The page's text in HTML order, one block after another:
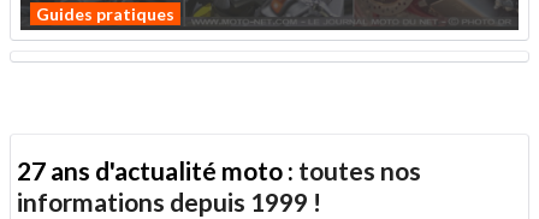
Guides pratiques
27 ans d'actualité moto : toutes nos
informations depuis 1999 !